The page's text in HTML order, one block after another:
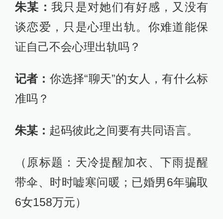
朱某： 我只是对她们有好感，又没有
谈恋爱，只是心理出轨。你难道能保
证自己不会心理出轨吗？
记者： 你选择“聊天”的女人，有什么标
准吗？
朱某： 起码彼此之间要有共同语言。
（原标题：天冷提醒加衣、下雨提醒
带伞、时时嘘寒问暖；已婚男6年骗取
6女158万元）